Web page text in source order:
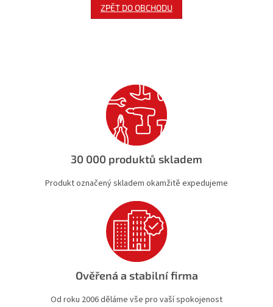
ZPĚT DO OBCHODU
30 000 produktů skladem
Produkt označený skladem okamžitě expedujeme
Ověřená a stabilní firma
Od roku 2006 děláme vše pro vaší spokojenost